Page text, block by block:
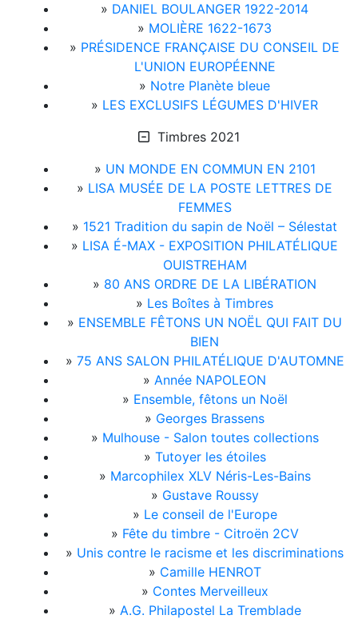
» DANIEL BOULANGER 1922-2014
» MOLIÈRE 1622-1673
» PRÉSIDENCE FRANÇAISE DU CONSEIL DE
L'UNION EUROPÉENNE
» Notre Planète bleue
» LES EXCLUSIFS LÉGUMES D'HIVER
Timbres 2021
» UN MONDE EN COMMUN EN 2101
» LISA MUSÉE DE LA POSTE LETTRES DE
FEMMES
» 1521 Tradition du sapin de Noël – Sélestat
» LISA É-MAX - EXPOSITION PHILATÉLIQUE
OUISTREHAM
» 80 ANS ORDRE DE LA LIBÉRATION
» Les Boîtes à Timbres
» ENSEMBLE FÊTONS UN NOËL QUI FAIT DU
BIEN
» 75 ANS SALON PHILATÉLIQUE D'AUTOMNE
» Année NAPOLEON
» Ensemble, fêtons un Noël
» Georges Brassens
» Mulhouse - Salon toutes collections
» Tutoyer les étoiles
» Marcophilex XLV Néris-Les-Bains
» Gustave Roussy
» Le conseil de l'Europe
» Fête du timbre - Citroën 2CV
» Unis contre le racisme et les discriminations
» Camille HENROT
» Contes Merveilleux
» A.G. Philapostel La Tremblade